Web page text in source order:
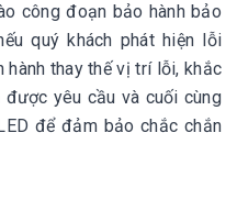
công đoạn bảo hành bảo
quý khách phát hiện lỗi
hành thay thế vị trí lỗi, khắc
yêu cầu và cuối cùng
để đảm bảo chắc chắn